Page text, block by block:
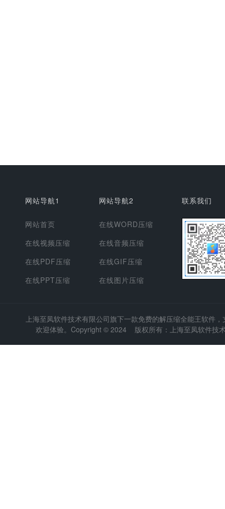
网站导航1
网站首页
在线视频压缩
在线PDF压缩
在线PPT压缩
网站导航2
在线WORD压缩
在线音频压缩
在线GIF压缩
在线图片压缩
联系我们
上海至凤软件技术有限公司旗下一款免费的解压缩全能王软件
欢迎体验。Copyright © 2024 版权所有：上海至凤软件技